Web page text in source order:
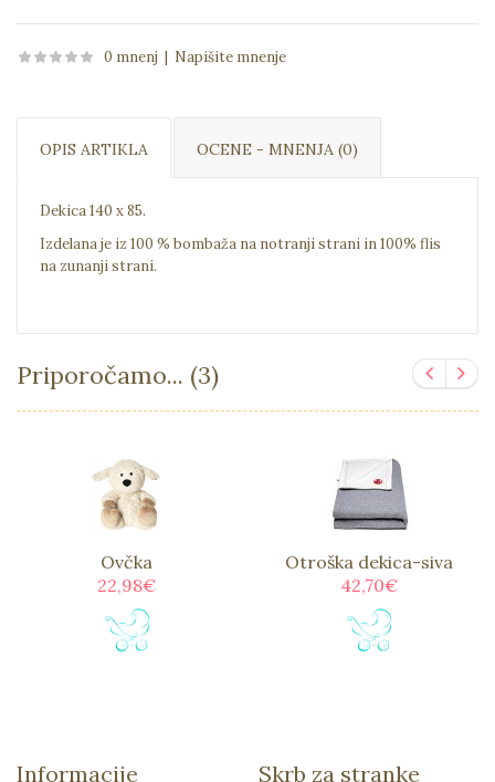
0 mnenj | Napišite mnenje
OPIS ARTIKLA OCENE - MNENJA (0)
Dekica 140 x 85.
Izdelana je iz 100 % bombaža na notranji strani in 100% flis
na zunanji strani.
Priporočamo... (3)
Ovčka
22,98€
Otroška dekica-siva
42,70€
Informacije Skrb za stranke